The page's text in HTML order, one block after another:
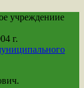
учреждениие
г.